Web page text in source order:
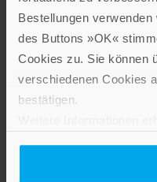
Bestellungen
des Buttons »OK«
Cookies zu. Sie können
verschiedenen Cookies
bestätigen.
REZEPT